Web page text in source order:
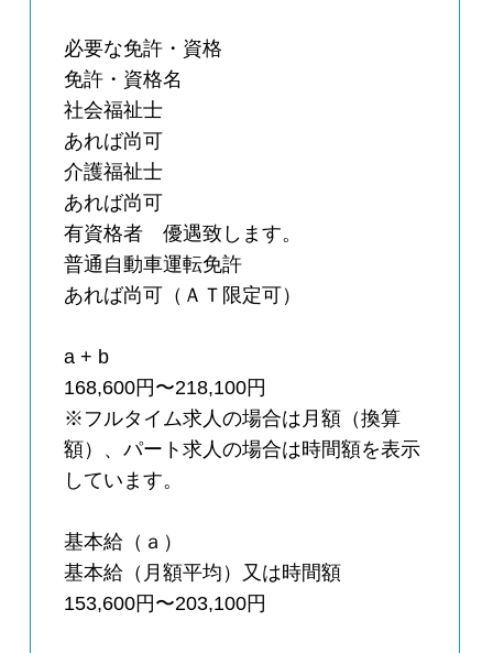
必要な免許・資格
免許・資格名
社会福祉士
あれば尚可
介護福祉士
あれば尚可
有資格者 優遇致します。
普通自動車運転免許
あれば尚可（ＡＴ限定可）
a + b
168,600円〜218,100円
※フルタイム求人の場合は月額（換算
額）、パート求人の場合は時間額を表示
しています。
基本給（ａ）
基本給（月額平均）又は時間額
153,600円〜203,100円